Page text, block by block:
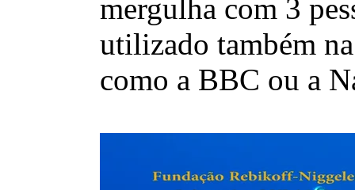
mergulha com 3
utilizado também
como a BBC ou a